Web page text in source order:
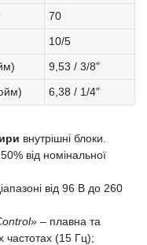
70
10/5
9,53 / 3/8"
6,38 / 1/4"
внутрішні блоки.
від номінальної
від 96 В до 260
– плавна та
частотах (15 Гц);